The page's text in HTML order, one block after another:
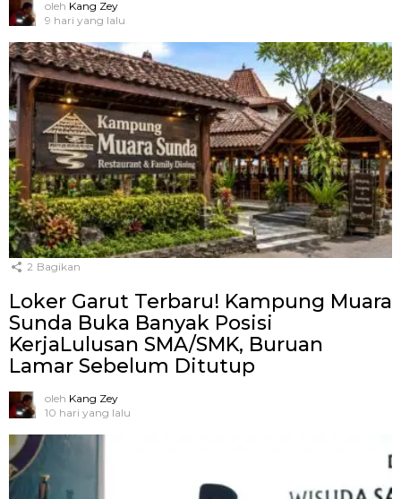
oleh Kang Zey
9 hari yang lalu
2 Bagikan
Loker Garut Terbaru! Kampung Muara
Sunda Buka Banyak Posisi
KerjaLulusan SMA/SMK, Buruan
Lamar Sebelum Ditutup
oleh Kang Zey
10 hari yang lalu